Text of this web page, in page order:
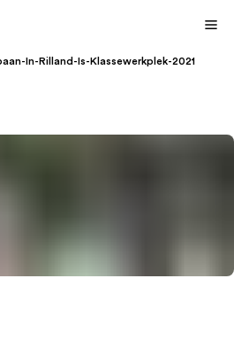
In-Rilland-Is-Klassewerkplek-2021